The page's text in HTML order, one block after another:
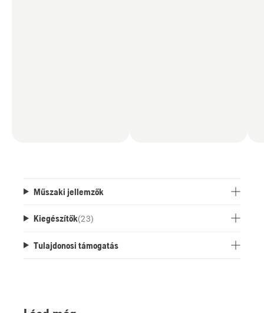
Műszaki jellemzők
Kiegészítők(23)
Tulajdonosi támogatás